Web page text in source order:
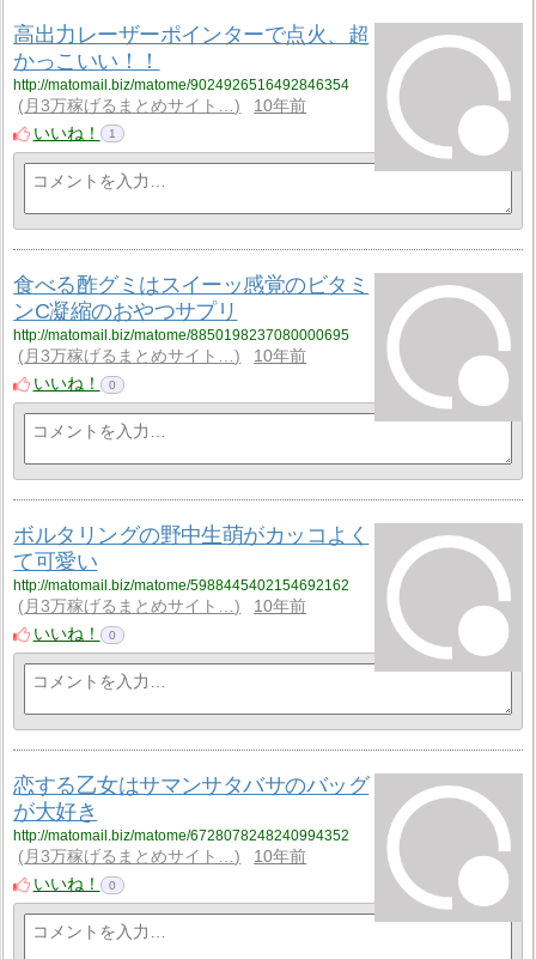
高出力レーザーポインターで点火、超
かっこいい！！
http://matomail.biz/matome/9024926516492846354
月3万稼げるまとめサイト…
10年前
いいね！
1
食べる酢グミはスイーッ感覚のビタミ
ンC凝縮のおやつサプリ
http://matomail.biz/matome/8850198237080000695
月3万稼げるまとめサイト…
10年前
いいね！
0
ボルタリングの野中生萌がカッコよく
て可愛い
http://matomail.biz/matome/5988445402154692162
月3万稼げるまとめサイト…
10年前
いいね！
0
恋する乙女はサマンサタバサのバッグ
が大好き
http://matomail.biz/matome/6728078248240994352
月3万稼げるまとめサイト…
10年前
いいね！
0